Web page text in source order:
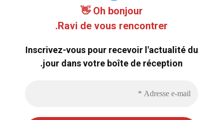
Oh bonjour 👋
Ravi de vous rencontrer.
Inscrivez-vous pour recevoir l'actualité du
jour dans votre boîte de réception.